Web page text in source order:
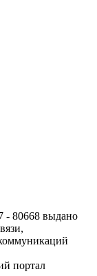
80668 выдано
портал